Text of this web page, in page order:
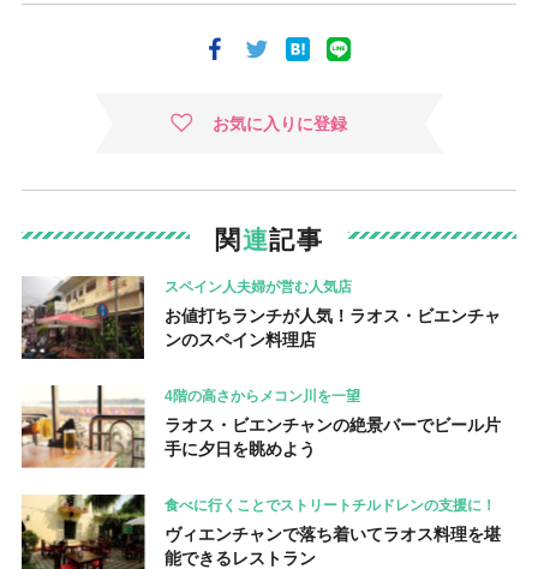
お気に入りに登録
関連記事
スペイン人夫婦が営む人気店
お値打ちランチが人気！ラオス・ビエンチャ
ンのスペイン料理店
4階の高さからメコン川を一望
ラオス・ビエンチャンの絶景バーでビール片
手に夕日を眺めよう
食べに行くことでストリートチルドレンの支援に！
ヴィエンチャンで落ち着いてラオス料理を堪
能できるレストラン